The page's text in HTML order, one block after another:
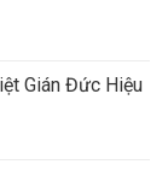
Gián Đức Hiệu